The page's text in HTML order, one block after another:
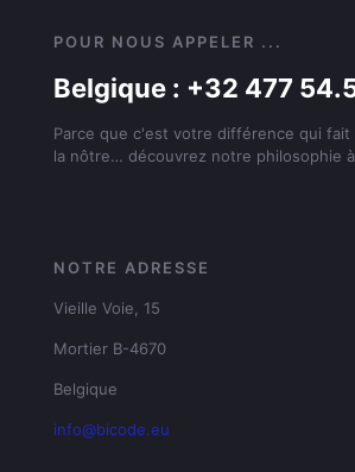
POUR NOUS APPELER ...
Belgique : +32 477
Parce que c'est votre différence qui fait
la nôtre… découvrez notre philosophie
NOTRE ADRESSE
Vieille Voie, 15
Mortier B-4670
Belgique
info@bicode.eu